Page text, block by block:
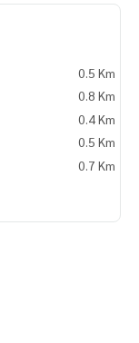
0.5 Km
0.8 Km
0.4 Km
0.5 Km
0.7 Km